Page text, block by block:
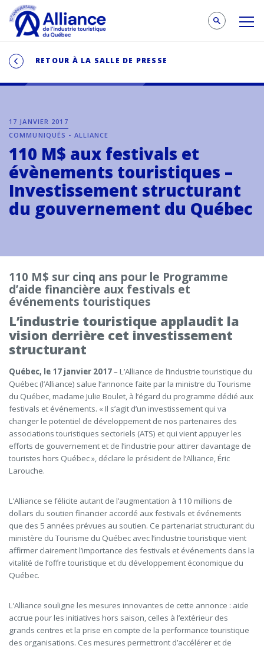
RETOUR À LA SALLE DE PRESSE
17 JANVIER 2017
COMMUNIQUÉS - ALLIANCE
110 M$ aux festivals et
évènements touristiques –
Investissement structurant
du gouvernement du Québec
110 M$ sur cinq ans pour le Programme
d’aide financière aux festivals et
événements touristiques
L’industrie touristique applaudit la
vision derrière cet investissement
structurant
Québec, le 17 janvier 2017– L’Alliance de l’industrie touristique du
Québec (l’Alliance) salue l’annonce faite par la ministre du Tourisme
du Québec, madame Julie Boulet, à l’égard du programme dédié aux
festivals et événements. « Il s’agit d’un investissement qui va
changer le potentiel de développement de nos partenaires des
associations touristiques sectoriels (ATS) et qui vient appuyer les
efforts de gouvernement et de l’industrie pour attirer davantage de
touristes hors Québec », déclare le président de l’Alliance, Éric
Larouche.
L’Alliance se félicite autant de l’augmentation à 110 millions de
dollars du soutien financier accordé aux festivals et événements
que des 5 années prévues au soutien. Ce partenariat structurant du
ministère du Tourisme du Québec avec l’industrie touristique vient
affirmer clairement l’importance des festivals et événements dans la
vitalité de l’offre touristique et du développement économique du
Québec.
L’Alliance souligne les mesures innovantes de cette annonce : aide
accrue pour les initiatives hors saison, celles à l’extérieur des
grands centres et la prise en compte de la performance touristique
des organisations. Ces mesures permettront d’accélérer et de